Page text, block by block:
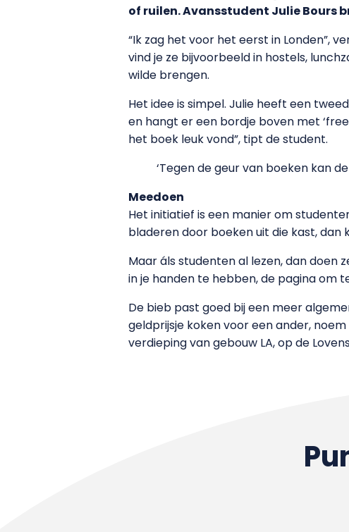
of ruilen. Avansstudent Julie Bours
“Ik zag het voor het eerst in Londen”,
vind je ze bijvoorbeeld in hostels,
wilde brengen.
Het idee is simpel. Julie heeft een
en hangt er een bordje boven met
het boek leuk vond”, tipt de student.
‘Tegen de geur van boeken kan
Meedoen
Het initiatief is een manier om
bladeren door boeken uit die kast, dan
Maar áls studenten al lezen, dan doen
in je handen te hebben, de pagina om
De bieb past goed bij een meer
geldprijsje koken voor een ander,
verdieping van gebouw LA, op de